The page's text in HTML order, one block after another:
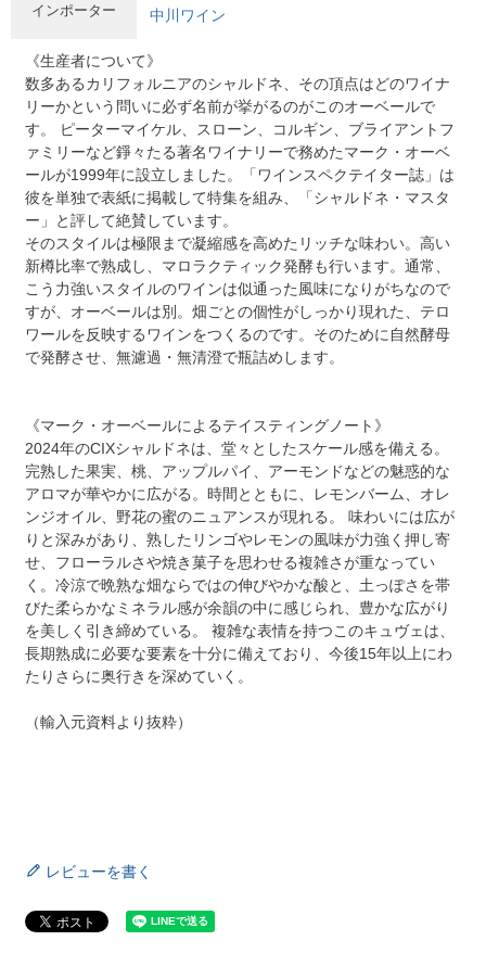
インポーター 中川ワイン
《生産者について》
数多あるカリフォルニアのシャルドネ、その頂点はどのワイナ
リーかという問いに必ず名前が挙がるのがこのオーベールで
す。 ピーターマイケル、スローン、コルギン、ブライアントフ
ァミリーなど錚々たる著名ワイナリーで務めたマーク・オーベ
ールが1999年に設立しました。「ワインスペクテイター誌」は
彼を単独で表紙に掲載して特集を組み、「シャルドネ・マスタ
ー」と評して絶賛しています。
そのスタイルは極限まで凝縮感を高めたリッチな味わい。高い
新樽比率で熟成し、マロラクティック発酵も行います。通常、
こう力強いスタイルのワインは似通った風味になりがちなので
すが、オーベールは別。畑ごとの個性がしっかり現れた、テロ
ワールを反映するワインをつくるのです。そのために自然酵母
で発酵させ、無濾過・無清澄で瓶詰めします。
《マーク・オーベールによるテイスティングノート》
2024年のCIXシャルドネは、堂々としたスケール感を備える。
完熟した果実、桃、アップルパイ、アーモンドなどの魅惑的な
アロマが華やかに広がる。時間とともに、レモンバーム、オレ
ンジオイル、野花の蜜のニュアンスが現れる。 味わいには広が
りと深みがあり、熟したリンゴやレモンの風味が力強く押し寄
せ、フローラルさや焼き菓子を思わせる複雑さが重なってい
く。冷涼で晩熟な畑ならではの伸びやかな酸と、土っぽさを帯
びた柔らかなミネラル感が余韻の中に感じられ、豊かな広がり
を美しく引き締めている。 複雑な表情を持つこのキュヴェは、
長期熟成に必要な要素を十分に備えており、今後15年以上にわ
たりさらに奥行きを深めていく。
（輸入元資料より抜粋）
レビューを書く